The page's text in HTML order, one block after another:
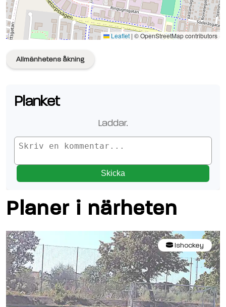
Leaflet | © OpenStreetMap contributors
Se planen på Google Maps
Allmänhetens åkning
Planket
Laddar..
Skicka
Planer i närheten
Ishockey